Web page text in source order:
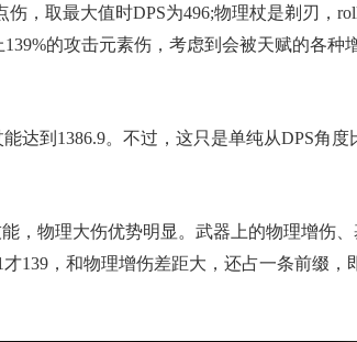
，取最大值时DPS为496;物理杖是剃刃，
的攻击元素伤，考虑到会被天赋的各种
达到1386.9。不过，这只是单纯从DPS角
，物理大伤优势明显。武器上的物理增伤
139，和物理增伤差距大，还占一条前缀，